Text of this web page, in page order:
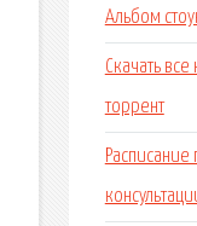
Альбом
Скачать
торрент